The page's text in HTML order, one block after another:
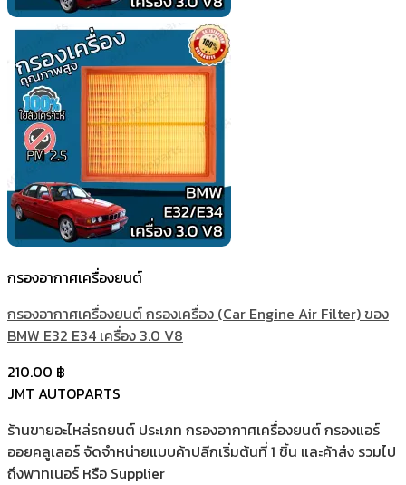
กรองอากาศเครื่องยนต์
กรองอากาศเครื่องยนต์ กรองเครื่อง (Car Engine Air Filter) ของ
BMW E32 E34 เครื่อง 3.0 V8
210.00 ฿
JMT AUTOPARTS
ร้านขายอะไหล่รถยนต์ ประเภท กรองอากาศเครื่องยนต์ กรองแอร์
ออยคลูเลอร์ จัดจำหน่ายแบบค้าปลีกเริ่มต้นที่ 1 ชิ้น และค้าส่ง รวมไป
ถึงพาทเนอร์ หรือ Supplier